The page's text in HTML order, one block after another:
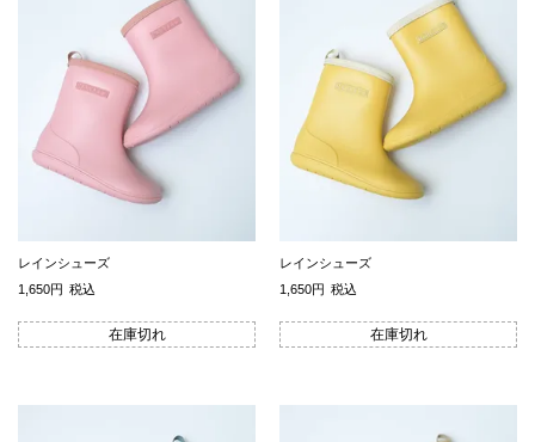
レインシューズ
1,650
税込
在庫切れ
レインシューズ
1,650
税込
在庫切れ